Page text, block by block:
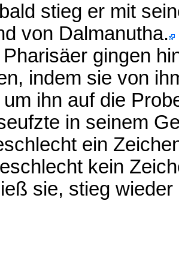
stieg er mit
von Dalmanutha.
gingen
indem sie von
ihn auf die
in seinem
ein
kein
sie, stieg